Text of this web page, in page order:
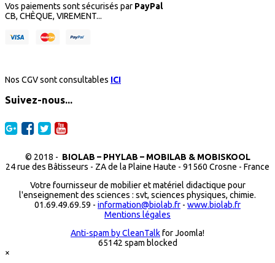
Vos paiements sont sécurisés par PayPal
CB, CHÈQUE, VIREMENT...
Nos CGV sont consultables ICI
Suivez-nous...
© 2018 - BIOLAB – PHYLAB – MOBILAB & MOBISKOOL
24 rue des Bâtisseurs - ZA de la Plaine Haute - 91560 Crosne - France
Votre fournisseur de mobilier et matériel didactique pour
l'enseignement des sciences : svt, sciences physiques, chimie.
01.69.49.69.59 - information@biolab.fr - www.biolab.fr
Mentions légales
Anti-spam by CleanTalkfor Joomla!
65142 spam blocked
×